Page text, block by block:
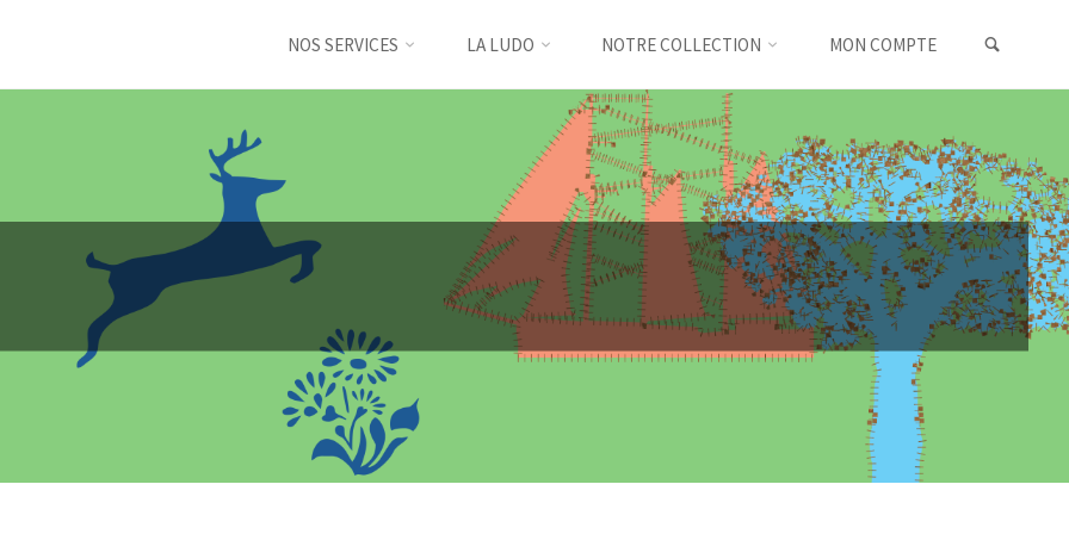
NOS SERVICES LA LUDO NOTRE COLLECTION MON COMPTE